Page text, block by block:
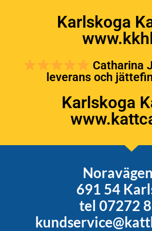
Karlskoga
Catharina
leverans och
Karlskoga
691 54
tel 07272